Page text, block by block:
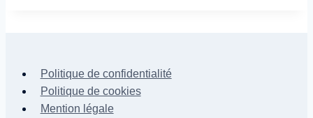
Politique de confidentialité
Politique de cookies
Mention légale